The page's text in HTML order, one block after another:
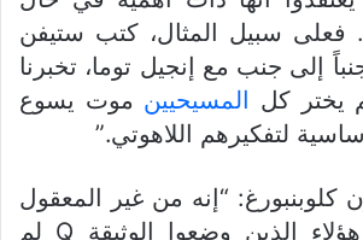
سبيل المثال، كتب ستيفن
إلى جنب مع إنجيل توما، تخبرنا
المسيحيين موت يسوع
لتفكيرهم اللاهوتي.”
“إنه من غير المعقول
أن نفترض أن هؤلاء الذين وضعوا الوثيقة Q لم